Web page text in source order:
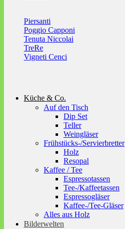
Piersanti
Poggio Capponi
Tenuta Niccolai
TreRe
Vigneti Cenci
Küche & Co.
Auf den Tisch
Dip Set
Teller
Weingläser
Frühstücks-/Servierbretter
Holz
Resopal
Kaffee / Tee
Espressotassen
Tee-/Kaffeetassen
Espressogläser
Kaffee-/Tee-Gläser
Alles aus Holz
Bilderwelten